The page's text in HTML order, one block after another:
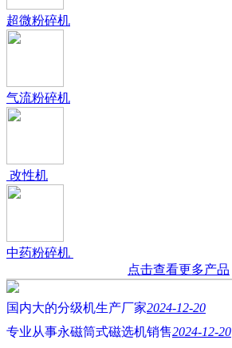
超微粉碎机
气流粉碎机
改性机
中药粉碎机
点击查看更多产品
国内大的分级机生产厂家2024-12-20
专业从事永磁筒式磁选机销售2024-12-20